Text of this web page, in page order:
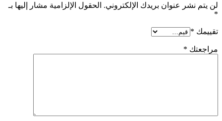
لن يتم نشر عنوان بريدك الإلكتروني. الحقول الإلزامية مشار إليها بـ
*
تقييمك *
مراجعتك *